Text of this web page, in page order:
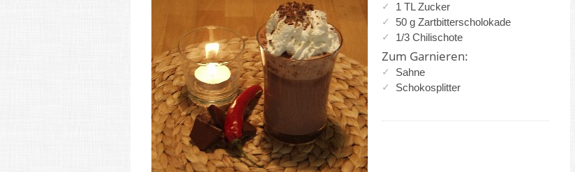
1 TL Zucker
50 g Zartbitterscholokade
1/3 Chilischote
Zum Garnieren:
Sahne
Schokosplitter